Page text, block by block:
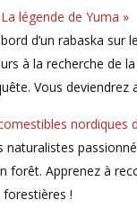
légende de Yuma »
d’un rabaska
à la recherche de
Vous
nordiques
naturalistes
forêt. Apprenez à
!